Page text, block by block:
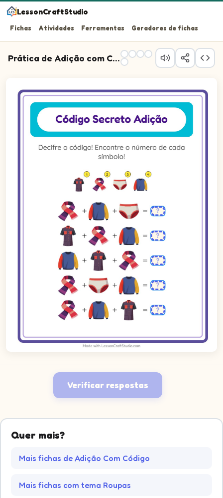
LessonCraftStudio
Fichas Atividades Ferramentas Geradores de fichas
Prática de Adição com Código
Questão 2: Some os valores das figuras e escreva o
Questão 3: Some os valores das figuras e escreva o
Questão 4: Some os valores das figuras e escreva o
Questão 5: Some os valores das figuras e escreva o
Verificar respostas
Quer mais?
Mais fichas de Adição Com Código
Mais fichas com tema Roupas